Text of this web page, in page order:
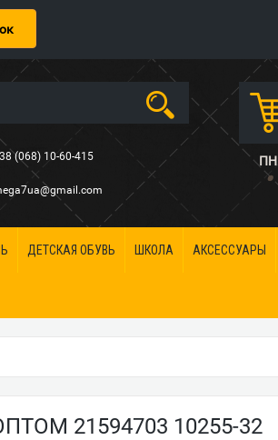
(068) 10-60-415 ПН
•
ДЕТСКАЯ ОБУВЬ ШКОЛА АКСЕССУАРЫ
21594703 10255-32